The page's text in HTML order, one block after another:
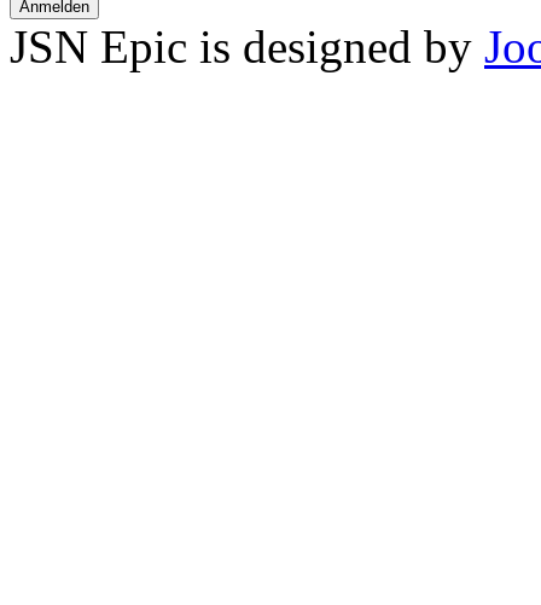
Anmelden
JSN Epic is designed by